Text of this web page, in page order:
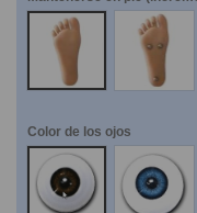
NO
SI
Color de los ojos
Marrones
Azules